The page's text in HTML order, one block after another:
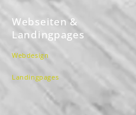
Webseiten &
Landingpages
Webdesign
Landingpages